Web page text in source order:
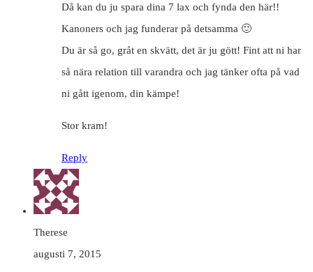
Då kan du ju spara dina 7 lax och fynda den här!!
Kanoners och jag funderar på detsamma 🙂
Du är så go, gråt en skvätt, det är ju gött! Fint att ni har
så nära relation till varandra och jag tänker ofta på vad
ni gått igenom, din kämpe!
Stor kram!
Reply
Therese
augusti 7, 2015